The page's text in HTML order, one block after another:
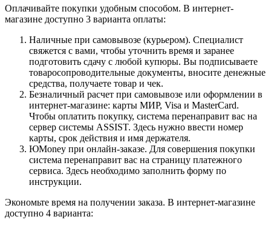
Оплачивайте покупки удобным способом. В интернет-
магазине доступно 3 варианта оплаты:
Наличные при самовывозе (курьером). Специалист
свяжется с вами, чтобы уточнить время и заранее
подготовить сдачу с любой купюры. Вы подписываете
товаросопроводительные документы, вносите денежные
средства, получаете товар и чек.
Безналичный расчет при самовывозе или оформлении в
интернет-магазине: карты МИР, Visa и MasterCard.
Чтобы оплатить покупку, система перенаправит вас на
сервер системы ASSIST. Здесь нужно ввести номер
карты, срок действия и имя держателя.
ЮMoney при онлайн-заказе. Для совершения покупки
система перенаправит вас на страницу платежного
сервиса. Здесь необходимо заполнить форму по
инструкции.
Экономьте время на получении заказа. В интернет-магазине
доступно 4 варианта: